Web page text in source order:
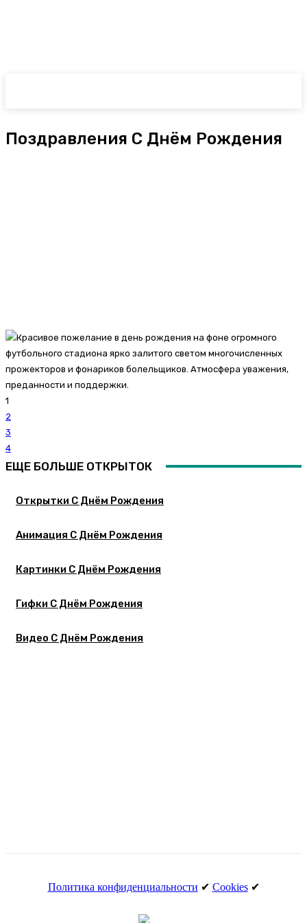
Поздравления С Днём Рождения
1
2
3
4
ЕЩЕ БОЛЬШЕ ОТКРЫТОК
Открытки С Днём Рождения
Анимация С Днём Рождения
Картинки С Днём Рождения
Гифки С Днём Рождения
Видео С Днём Рождения
Политика конфиденциальности ✔ Cookies✔